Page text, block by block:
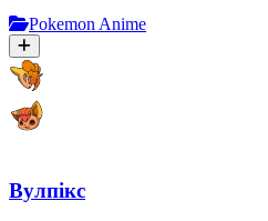
Pokemon Anime
Вулпікс